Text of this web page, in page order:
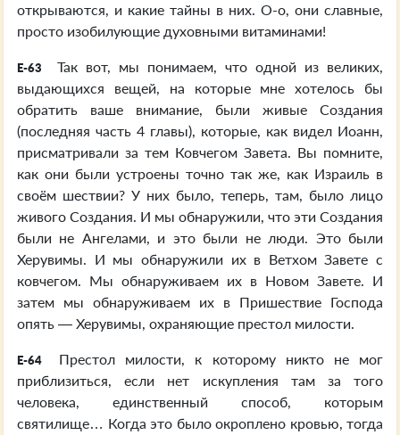
открываются, и какие тайны в них. О-о, они славные,
просто изобилующие духовными витаминами!
E-63
Так вот, мы понимаем, что одной из великих,
выдающихся вещей, на которые мне хотелось бы
обратить ваше внимание, были живые Создания
(последняя часть 4 главы), которые, как видел Иоанн,
присматривали за тем Ковчегом Завета. Вы помните,
как они были устроены точно так же, как Израиль в
своём шествии? У них было, теперь, там, было лицо
живого Создания. И мы обнаружили, что эти Создания
были не Ангелами, и это были не люди. Это были
Херувимы. И мы обнаружили их в Ветхом Завете с
ковчегом. Мы обнаруживаем их в Новом Завете. И
затем мы обнаруживаем их в Пришествие Господа
опять — Херувимы, охраняющие престол милости.
E-64
Престол милости, к которому никто не мог
приблизиться, если нет искупления там за того
человека, единственный способ, которым
святилище… Когда это было окроплено кровью, тогда